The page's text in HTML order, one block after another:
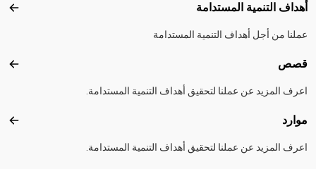
أهداف التنمية المستدامة
عملنا من أجل أهداف التنمية المستدامة
قصص
اعرف المزيد عن عملنا لتحقيق أهداف التنمية المستدامة.
موارد
اعرف المزيد عن عملنا لتحقيق أهداف التنمية المستدامة.